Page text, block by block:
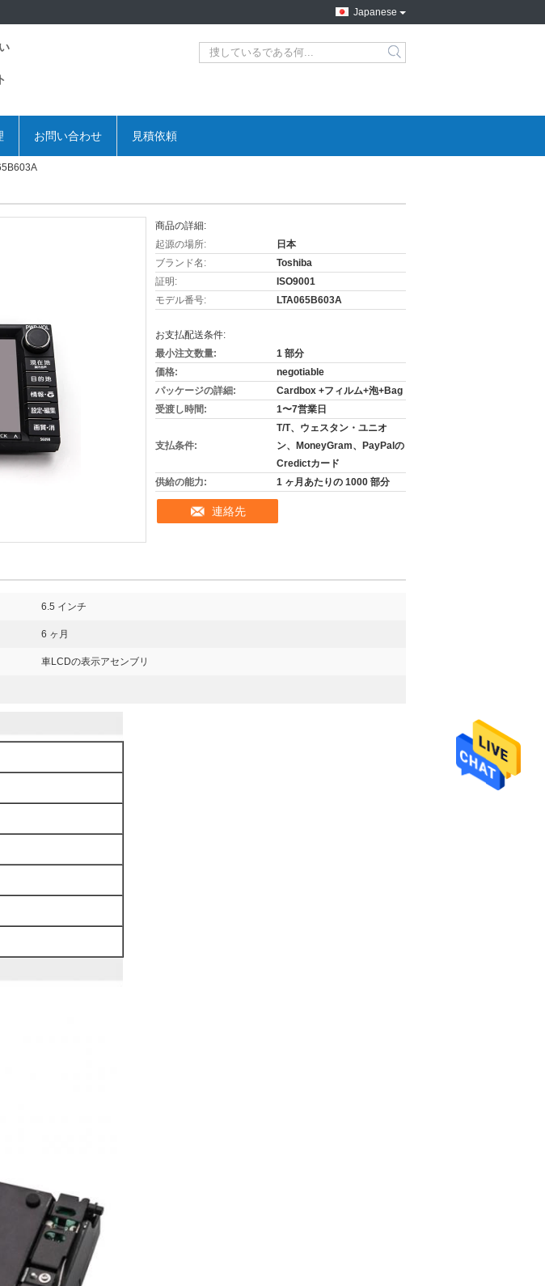
Japanese
お問い合わせ 見積依頼
商品の詳細:
起源の場所:
日本
ブランド名:
Toshiba
証明:
ISO9001
モデル番号:
LTA065B603A
お支払配送条件:
最小注文数量:
1 部分
価格:
negotiable
パッケージの詳細:
Cardbox +フィルム+泡+Bag
受渡し時間:
1〜7営業日
支払条件:
T/T、ウェスタン・ユニオ
ン、MoneyGram、PayPalの
Credictカード
供給の能力:
1 ヶ月あたりの 1000 部分
連絡先
6.5 インチ
6 ヶ月
車LCDの表示アセンブリ